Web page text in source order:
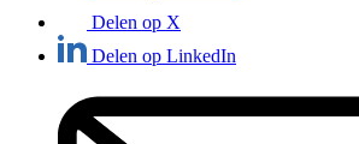
Delen op X
Delen op LinkedIn